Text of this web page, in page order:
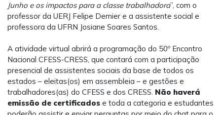
Junho e os impactos para a classe trabalhadora”, com o
professor da UERJ Felipe Demier e a assistente social e
professora da UFRN Josiane Soares Santos.
A atividade virtual abrirá a programação do 50º Encontro
Nacional CFESS-CRESS, que contará com a participação
presencial de assistentes sociais da base de todos os
estados – eleitas(os) em assembleia – e gestões e
trabalhadores(as) do CFESS e dos CRESS. Não haverá
emissão de certificados e toda a categoria e estudantes